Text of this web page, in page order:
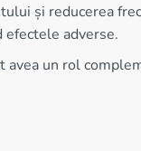
și reducerea
efectele adverse.
un rol